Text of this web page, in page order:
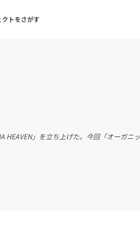
クトをさがす
フード・飲食店
フ
HEAVEN」を立ち上げた。今回「オーガニ